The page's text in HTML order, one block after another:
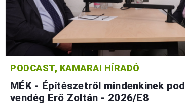
PODCAST, KAMARAI HÍRADÓ
MÉK - Építészetről mindenkinek
vendég Erő Zoltán - 2026/E8